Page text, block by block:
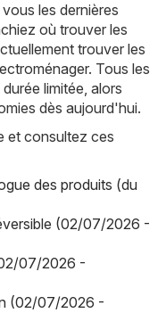
les dernières
où trouver les
trouver les
Tous les
limitée, alors
dès aujourd'hui.
et consultez ces
des produits (du
(02/07/2026 -
07/2026 -
(02/07/2026 -